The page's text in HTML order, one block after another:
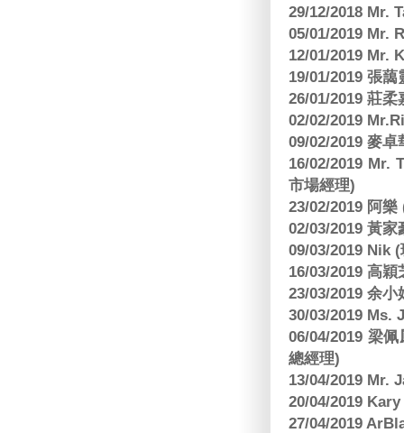
29/12/2018 Mr.
05/01/2019 Mr.
12/01/2019 Mr.
19/01/2019 張
26/01/2019 莊
02/02/2019
09/02/2019 麥
16/02/2019 Mr.
市場經理)
23/02/2019 阿
02/03/2019 黃
09/03/2019 Nik
16/03/2019 高
23/03/2019 余
30/03/2019 Ms.
06/04/2019 梁
總經理)
13/04/2019 Mr.
20/04/2019
27/04/2019